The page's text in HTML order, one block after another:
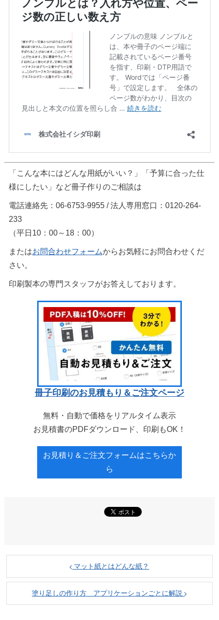
「こんな本にはどんな用紙がいい？」「予算に合った仕
様にしたい」など冊子作りのご相談は
電話連絡先：06-6753-9955 / 法人専用窓口：0120-264-
233
（平日10：00～18：00）
またはお問合わせフォームからお気軽にお問合わせくだ
さい。
印刷製本の専門スタッフがお答えしております。
冊子印刷のお見積もり＆ご注文ページ
無料・自動で価格をリアルタイム表示
お見積書のPDFダウンロード、印刷もOK！
お見積り＆ご注文フォームはこちらか
ら
マット紙とはどんな紙？
塗り足しの作り方 アプリケーションごとに解説